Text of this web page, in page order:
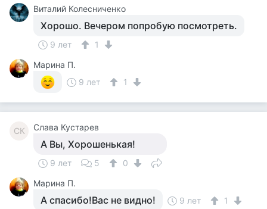
Виталий Колесниченко
Хорошо. Вечером попробую посмотреть.
9 лет
1
Марина П.
9 лет
1
СК Слава Кустарев
А Вы, Хорошенькая!
9 лет 5
0
Марина П.
А спасибо!Вас не видно! 9 лет 1